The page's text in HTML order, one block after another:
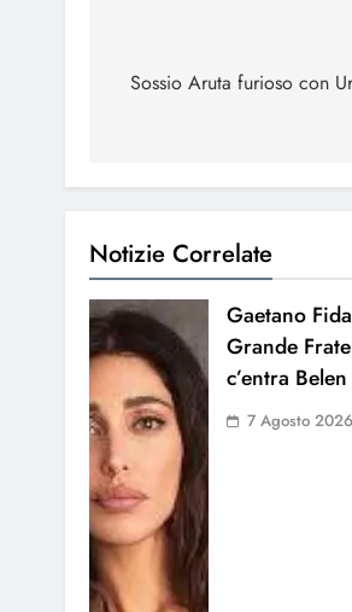
articoli
Sossio Aruta furioso con
Notizie Correlate
Gaetano
Grande
c’entra
7 Agosto